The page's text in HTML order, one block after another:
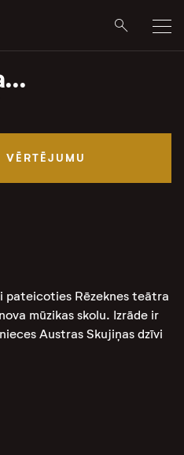
VĒRTĒJUMU
pateicoties Rēzeknes teātra
mūzikas skolu. Izrāde ir
Austras Skujiņas dzīvi